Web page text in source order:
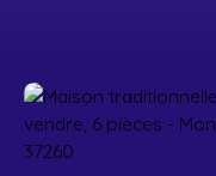
Parrainage